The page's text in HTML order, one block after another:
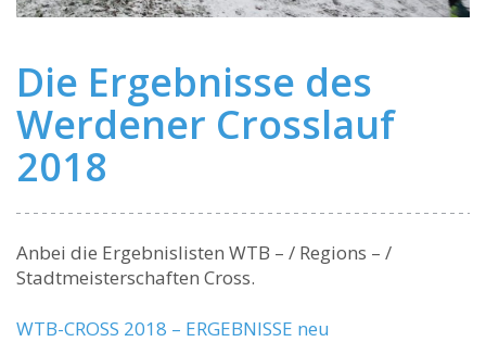
Die Ergebnisse des
Werdener Crosslauf
2018
Anbei die Ergebnislisten WTB – / Regions – /
Stadtmeisterschaften Cross.
WTB-CROSS 2018 – ERGEBNISSE neu